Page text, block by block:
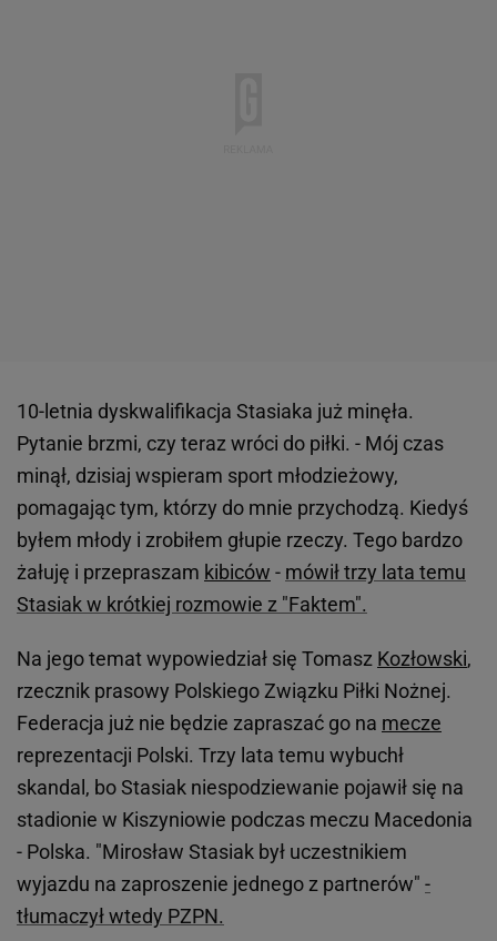
10-letnia dyskwalifikacja Stasiaka już minęła.
Pytanie brzmi, czy teraz wróci do piłki. - Mój czas
minął, dzisiaj wspieram sport młodzieżowy,
pomagając tym, którzy do mnie przychodzą. Kiedyś
byłem młody i zrobiłem głupie rzeczy. Tego bardzo
żałuję i przepraszam kibiców - mówił trzy lata temu
Stasiak w krótkiej rozmowie z "Faktem".
Na jego temat wypowiedział się Tomasz Kozłowski,
rzecznik prasowy Polskiego Związku Piłki Nożnej.
Federacja już nie będzie zapraszać go na mecze
reprezentacji Polski. Trzy lata temu wybuchł
skandal, bo Stasiak niespodziewanie pojawił się na
stadionie w Kiszyniowie podczas meczu Macedonia
- Polska. "Mirosław Stasiak był uczestnikiem
wyjazdu na zaproszenie jednego z partnerów" -
tłumaczył wtedy PZPN.